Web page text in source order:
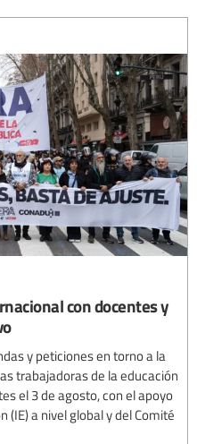
con docentes y
y peticiones en torno a la
trabajadoras de la educación
el 3 de agosto, con el apoyo
(IE) a nivel global y del Comité